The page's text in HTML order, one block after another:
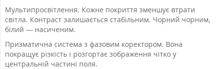
Мультипросвітлення. Кожне покриття зменшує втрати
світла. Контраст залишається стабільним. Чорний чорним,
білий — насиченим.
Призматична система з фазовим коректором. Вона
покращує різкість і розгортає зображення чітко у
центральній частині поля.